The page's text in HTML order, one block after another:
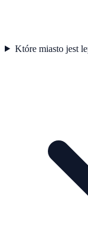
Które miasto jest